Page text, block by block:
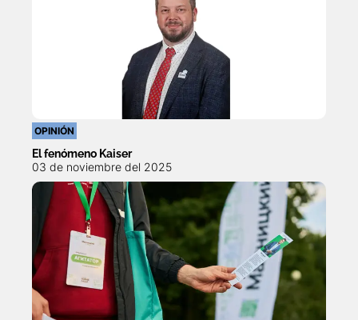
OPINIÓN
El fenómeno Kaiser
03 de noviembre del 2025